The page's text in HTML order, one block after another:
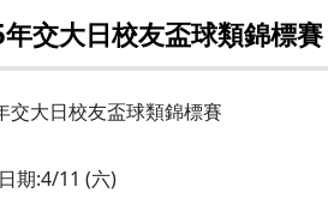
交大日校友盃球類錦標
交大日校友盃球類錦標賽
期:4/11 (六)